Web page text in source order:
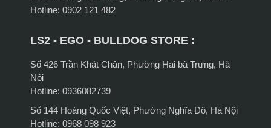
Hotline: 0902 121 482
LS2 - EGO - BULLDOG STORE :
Số 426 Trần Khát Chân, Phường Hai bà Trưng, Hà
Nội
Hotline: 0936082739
Số 144 Hoàng Quốc Việt, Phường Nghĩa Đô, Hà Nội
Hotline: 0968 098 923